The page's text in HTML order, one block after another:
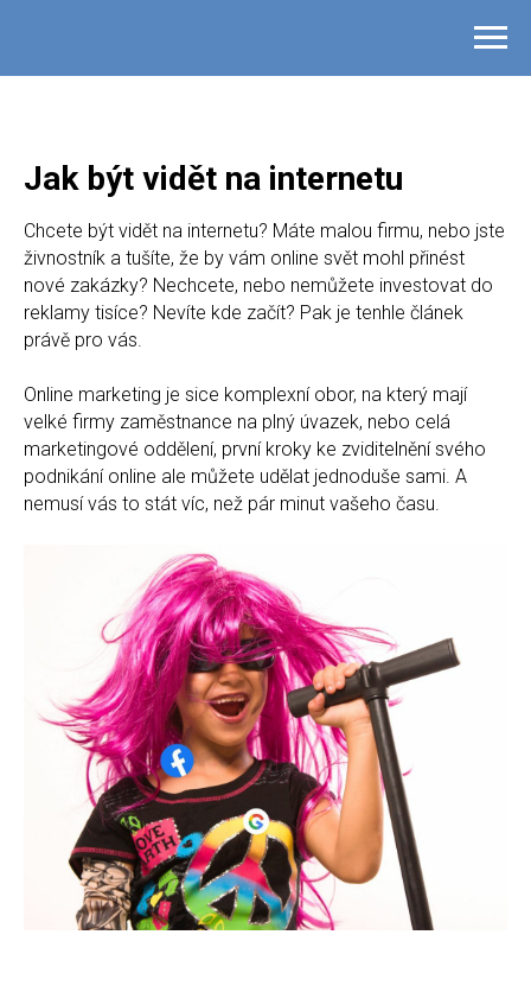
Jak být vidět na internetu
Chcete být vidět na internetu? Máte malou firmu, nebo jste
živnostník a tušíte, že by vám online svět mohl přinést
nové zakázky? Nechcete, nebo nemůžete investovat do
reklamy tisíce? Nevíte kde začít? Pak je tenhle článek
právě pro vás.
Online marketing je sice komplexní obor, na který mají
velké firmy zaměstnance na plný úvazek, nebo celá
marketingové oddělení, první kroky ke zviditelnění svého
podnikání online ale můžete udělat jednoduše sami. A
nemusí vás to stát víc, než pár minut vašeho času.